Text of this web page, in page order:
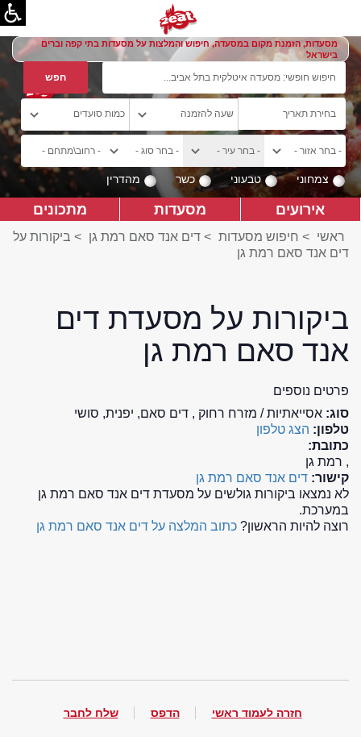
מסעדות, הזמנת מקום במסעדה, חיפוש והמלצות על מסעדות בתי קפה וברים
בישראל
צמחוני טבעוני כשר מהדרין
אירועים מסעדות מתכונים
ראשי > חיפוש מסעדות > דים אנד סאם רמת גן > ביקורות על
דים אנד סאם רמת גן
ביקורות על מסעדת דים
אנד סאם רמת גן
פרטים נוספים
סוג: אסייאתיות / מזרח רחוק , דים סאם, יפנית, סושי
טלפון: הצג טלפון
כתובת:
, רמת גן
קישור: דים אנד סאם רמת גן
לא נמצאו ביקורות גולשים על מסעדת דים אנד סאם רמת גן
במערכת.
רוצה להיות הראשון? כתוב המלצה על דים אנד סאם רמת גן
חזרה לעמוד ראשי הדפס שלח לחבר